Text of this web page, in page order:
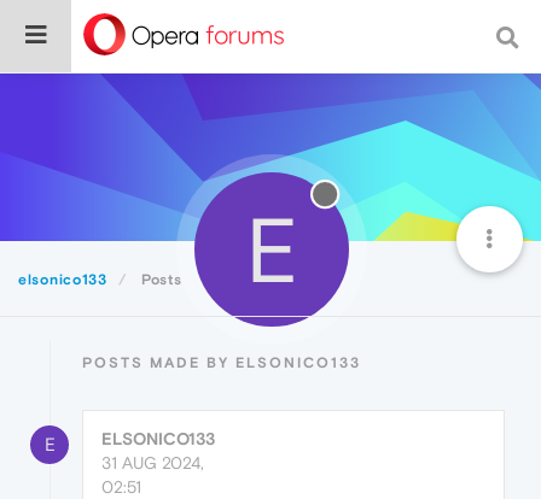
elsonico133 Posts E
POSTS MADE BY ELSONICO133
E
ELSONICO133
31 AUG 2024,
02:51